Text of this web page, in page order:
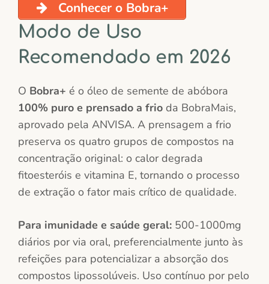
Conhecer o Bobra+
Modo de Uso
Recomendado em 2026
O Bobra+ é o óleo de semente de abóbora
100% puro e prensado a frio da BobraMais,
aprovado pela ANVISA. A prensagem a frio
preserva os quatro grupos de compostos na
concentração original: o calor degrada
fitoesteróis e vitamina E, tornando o processo
de extração o fator mais crítico de qualidade.
Para imunidade e saúde geral: 500-1000mg
diários por via oral, preferencialmente junto às
refeições para potencializar a absorção dos
compostos lipossolúveis. Uso contínuo por pelo